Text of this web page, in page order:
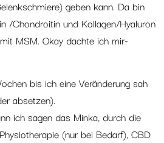
geben kann. Da bin
/Chondroitin und Kollagen/Hyaluron
MSM. Okay dachte ich mir-
bis ich eine Veränderung sah
absetzen).
ich sagen das Minka, durch die
(nur bei Bedarf), CBD